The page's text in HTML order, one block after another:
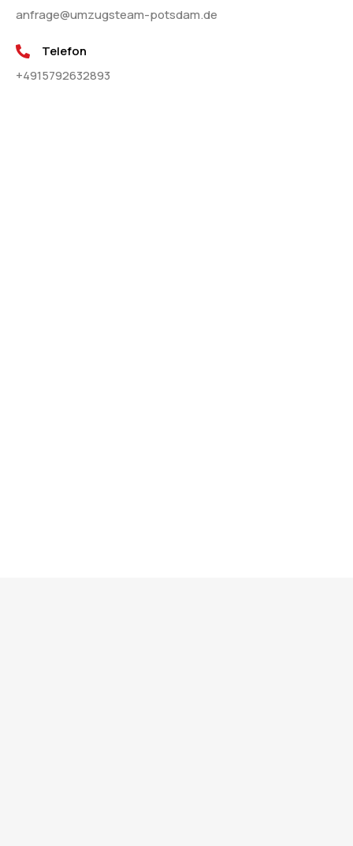
anfrage@umzugsteam-potsdam.de
Telefon
+4915792632893